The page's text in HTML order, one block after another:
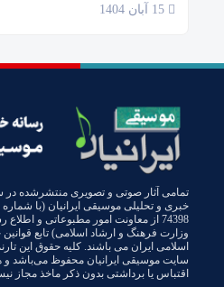
تمامی آثار صوتی و تصویری منتشرشده در
خبری و تحلیلی موسیقی ایرانیان (با شماره
74398 از معاونت امور مطبوعاتی و
وزارت فرهنگ و ارشاد اسلامی) تابع
اسلامی ایران می باشند. کلیه حقوق این
سایت موسیقی ایرانیان محفوظ می‌باشد و
اقتباس یا برداشتی بدون ذکر ماخذ مجاز